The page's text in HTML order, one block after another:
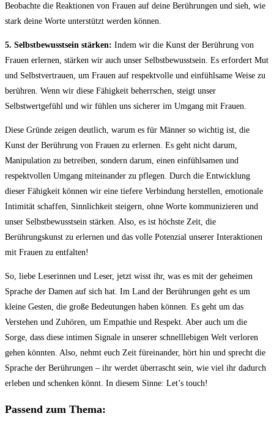
Beobachte die Reaktionen von Frauen auf deine Berührungen und sieh, wie
stark deine Worte unterstützt werden können.
5. Selbstbewusstsein stärken: Indem wir die Kunst der Berührung von
Frauen erlernen, stärken wir auch unser Selbstbewusstsein. Es erfordert Mut
und Selbstvertrauen, um Frauen auf respektvolle und einfühlsame Weise zu
berühren. Wenn wir diese Fähigkeit beherrschen, steigt unser
Selbstwertgefühl und wir fühlen uns sicherer im Umgang mit Frauen.
Diese Gründe zeigen deutlich, warum es für Männer so wichtig ist, die
Kunst der Berührung von Frauen zu erlernen. Es geht nicht darum,
Manipulation zu betreiben, sondern darum, einen einfühlsamen und
respektvollen Umgang miteinander zu pflegen. Durch die Entwicklung
dieser Fähigkeit können wir eine tiefere Verbindung herstellen, emotionale
Intimität schaffen, Sinnlichkeit steigern, ohne Worte kommunizieren und
unser Selbstbewusstsein stärken. Also, es ist höchste Zeit, die
Berührungskunst zu erlernen und das volle Potenzial unserer Interaktionen
mit Frauen zu entfalten!
So, liebe Leserinnen und Leser, jetzt wisst ihr, was es mit der geheimen
Sprache der Damen auf sich hat. Im Land der Berührungen geht es um
kleine Gesten, die große Bedeutungen haben können. Es geht um das
Verstehen und Zuhören, um Empathie und Respekt. Aber auch um die
Sorge, dass diese intimen Signale in unserer schnelllebigen Welt verloren
gehen könnten. Also, nehmt euch Zeit füreinander, hört hin und sprecht die
Sprache der Berührungen – ihr werdet überrascht sein, wie viel ihr dadurch
erleben und schenken könnt. In diesem Sinne: Let’s touch!
Passend zum Thema: